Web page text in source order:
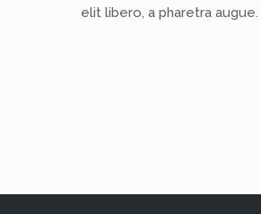
elit libero, a pharetra augue.